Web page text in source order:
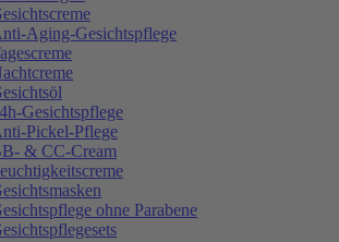
Aging-Gesichtspflege
Gesichtspflege
Pickel-Pflege
& CC-Cream
ohne Parabene